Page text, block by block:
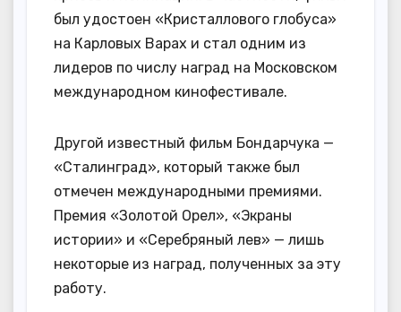
был удостоен «Кристаллового глобуса»
на Карловых Варах и стал одним из
лидеров по числу наград на Московском
международном кинофестивале.
Другой известный фильм Бондарчука —
«Сталинград», который также был
отмечен международными премиями.
Премия «Золотой Орел», «Экраны
истории» и «Серебряный лев» — лишь
некоторые из наград, полученных за эту
работу.